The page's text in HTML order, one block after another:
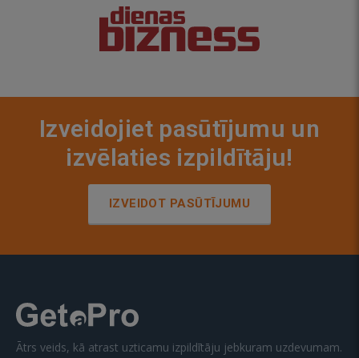
Izveidojiet pasūtījumu un
izvēlaties izpildītāju!
IZVEIDOT PASŪTĪJUMU
Ātrs veids, kā atrast uzticamu izpildītāju jebkuram uzdevumam.